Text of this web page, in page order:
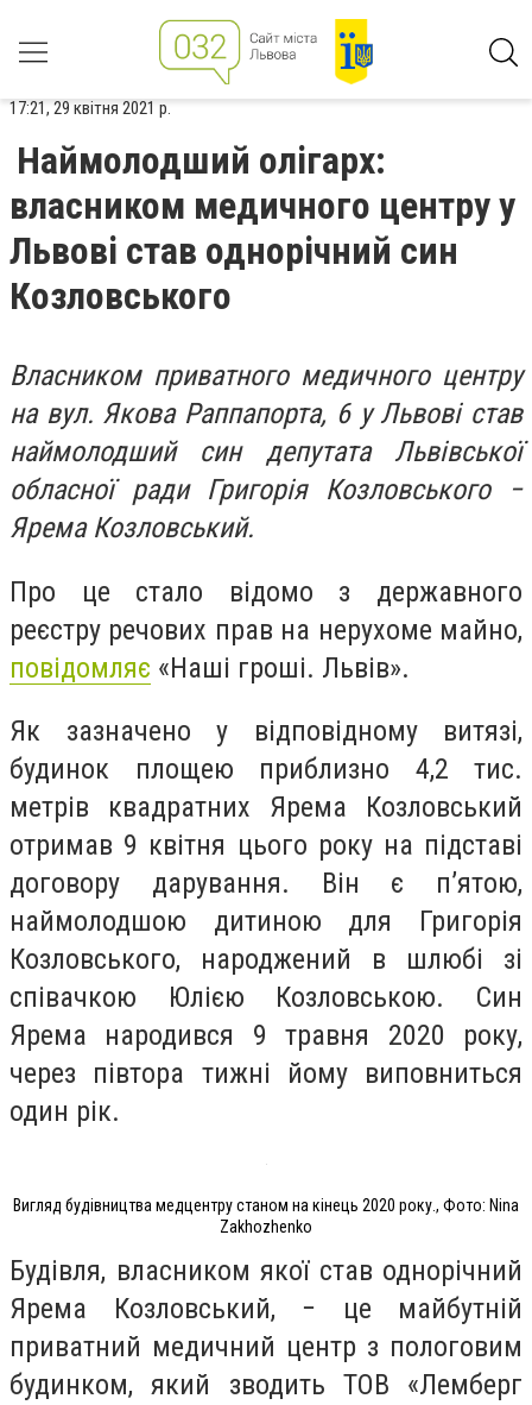
17:21, 29 квітня 2021 р.
Наймолодший олігарх:
власником медичного центру у
Львові став однорічний син
Козловського
Власником приватного медичного центру
на вул. Якова Раппапорта, 6 у Львові став
наймолодший син депутата Львівської
обласної ради Григорія Козловського −
Ярема Козловський.
Про це стало відомо з державного
реєстру речових прав на нерухоме майно,
повідомляє «Наші гроші. Львів».
Як зазначено у відповідному витязі,
будинок площею приблизно 4,2 тис.
метрів квадратних Ярема Козловський
отримав 9 квітня цього року на підставі
договору дарування. Він є п’ятою,
наймолодшою дитиною для Григорія
Козловського, народжений в шлюбі зі
співачкою Юлією Козловською. Син
Ярема народився 9 травня 2020 року,
через півтора тижні йому виповниться
один рік.
Вигляд будівництва медцентру станом на кінець 2020 року., Фото: Nina
Zakhozhenko
Будівля, власником якої став однорічний
Ярема Козловський, − це майбутній
приватний медичний центр з пологовим
будинком, який зводить ТОВ «Лемберг